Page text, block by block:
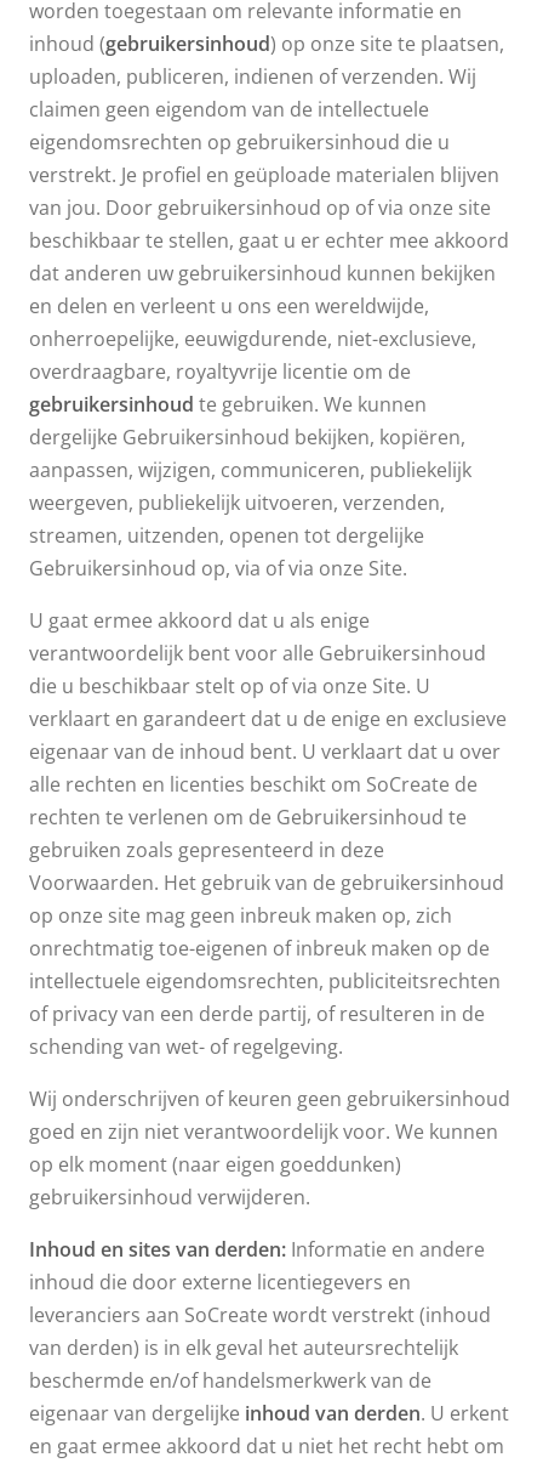
worden toegestaan om relevante informatie en
inhoud (gebruikersinhoud) op onze site te plaatsen,
uploaden, publiceren, indienen of verzenden. Wij
claimen geen eigendom van de intellectuele
eigendomsrechten op gebruikersinhoud die u
verstrekt. Je profiel en geüploade materialen blijven
van jou. Door gebruikersinhoud op of via onze site
beschikbaar te stellen, gaat u er echter mee akkoord
dat anderen uw gebruikersinhoud kunnen bekijken
en delen en verleent u ons een wereldwijde,
onherroepelijke, eeuwigdurende, niet-exclusieve,
overdraagbare, royaltyvrije licentie om de
gebruikersinhoud te gebruiken. We kunnen
dergelijke Gebruikersinhoud bekijken, kopiëren,
aanpassen, wijzigen, communiceren, publiekelijk
weergeven, publiekelijk uitvoeren, verzenden,
streamen, uitzenden, openen tot dergelijke
Gebruikersinhoud op, via of via onze Site.
U gaat ermee akkoord dat u als enige
verantwoordelijk bent voor alle Gebruikersinhoud
die u beschikbaar stelt op of via onze Site. U
verklaart en garandeert dat u de enige en exclusieve
eigenaar van de inhoud bent. U verklaart dat u over
alle rechten en licenties beschikt om SoCreate de
rechten te verlenen om de Gebruikersinhoud te
gebruiken zoals gepresenteerd in deze
Voorwaarden. Het gebruik van de gebruikersinhoud
op onze site mag geen inbreuk maken op, zich
onrechtmatig toe-eigenen of inbreuk maken op de
intellectuele eigendomsrechten, publiciteitsrechten
of privacy van een derde partij, of resulteren in de
schending van wet- of regelgeving.
Wij onderschrijven of keuren geen gebruikersinhoud
goed en zijn niet verantwoordelijk voor. We kunnen
op elk moment (naar eigen goeddunken)
gebruikersinhoud verwijderen.
Inhoud en sites van derden: Informatie en andere
inhoud die door externe licentiegevers en
leveranciers aan SoCreate wordt verstrekt (inhoud
van derden) is in elk geval het auteursrechtelijk
beschermde en/of handelsmerkwerk van de
eigenaar van dergelijke inhoud van derden. U erkent
en gaat ermee akkoord dat u niet het recht hebt om